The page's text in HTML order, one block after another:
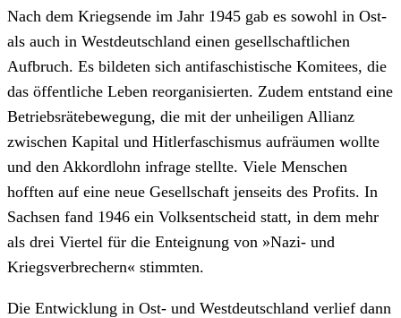
Nach dem Kriegsende im Jahr 1945 gab es sowohl in Ost-
als auch in Westdeutschland einen gesellschaftlichen
Aufbruch. Es bildeten sich antifaschistische Komitees, die
das öffentliche Leben reorganisierten. Zudem entstand eine
Betriebsrätebewegung, die mit der unheiligen Allianz
zwischen Kapital und Hitlerfaschismus aufräumen wollte
und den Akkordlohn infrage stellte. Viele Menschen
hofften auf eine neue Gesellschaft jenseits des Profits. In
Sachsen fand 1946 ein Volksentscheid statt, in dem mehr
als drei Viertel für die Enteignung von »Nazi- und
Kriegsverbrechern« stimmten.
Die Entwicklung in Ost- und Westdeutschland verlief dann